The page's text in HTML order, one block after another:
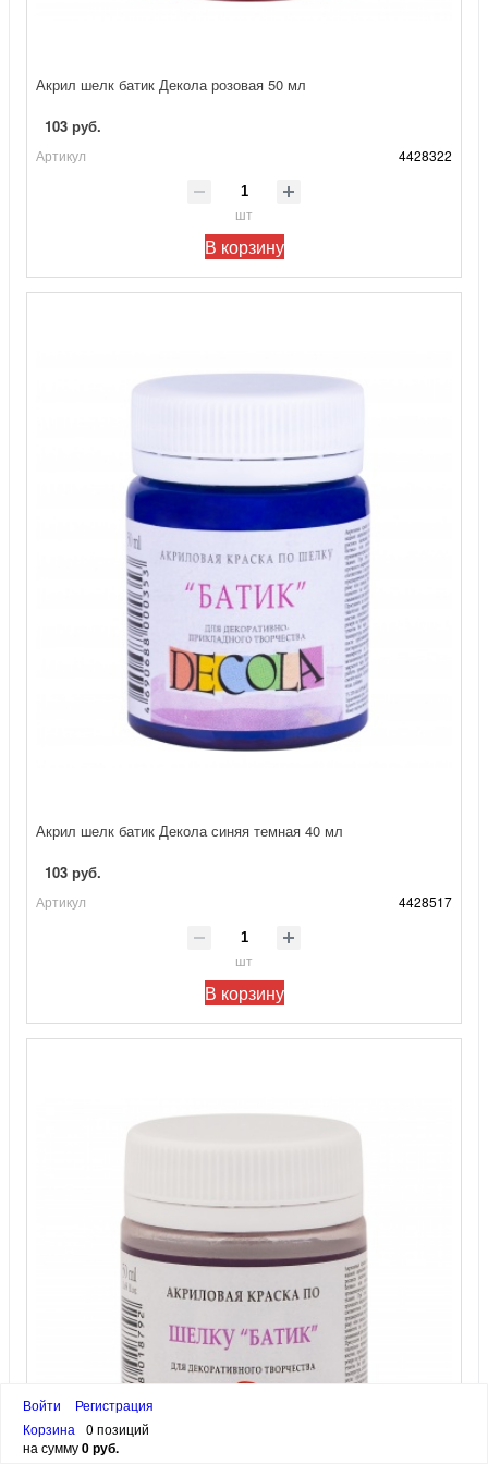
Акрил шелк батик Декола розовая 50 мл
103 руб.
Артикул 4428322
шт
В корзину
Акрил шелк батик Декола синяя темная 40 мл
103 руб.
Артикул 4428517
шт
В корзину
Войти
Регистрация
Корзина
0 позиций
на сумму0 руб.